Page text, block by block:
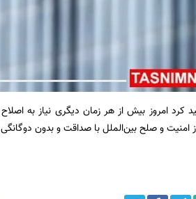
کرد امروز بیش از هر زمان دیگری نیاز به
و صلح بین‌الملل با صداقت و بدون